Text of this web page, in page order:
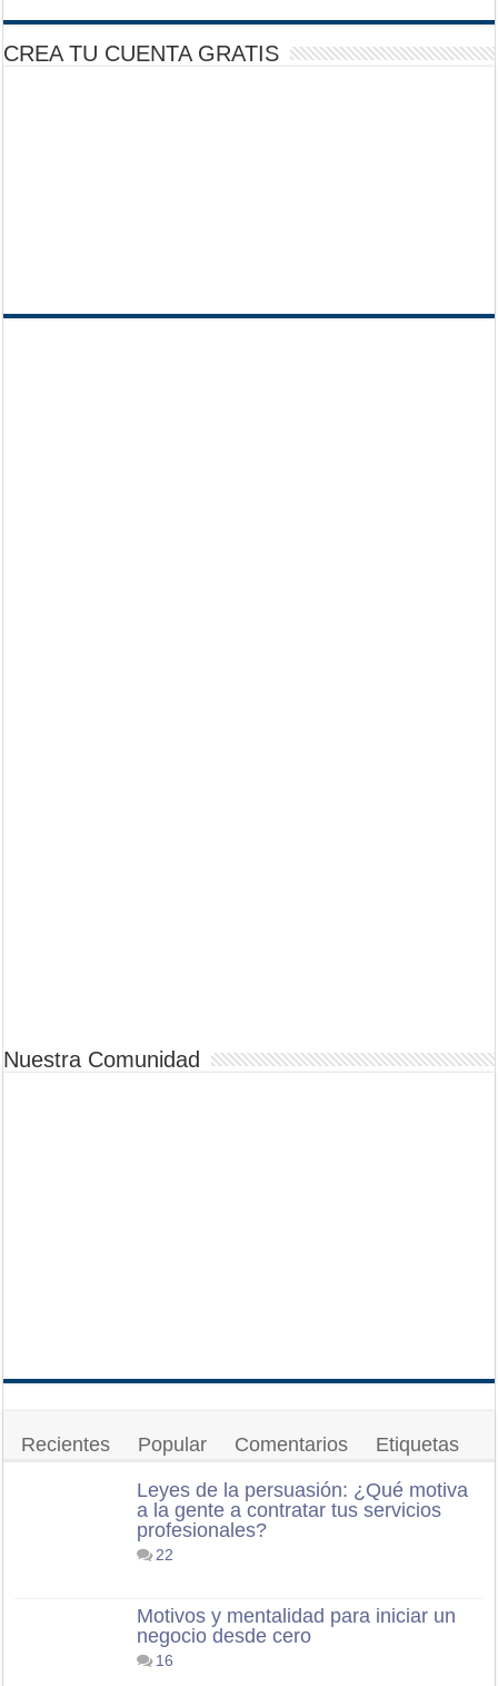
CREA TU CUENTA GRATIS
Nuestra Comunidad
Recientes Popular Comentarios Etiquetas
Leyes de la persuasión: ¿Qué motiva
a la gente a contratar tus servicios
profesionales?
22
Motivos y mentalidad para iniciar un
negocio desde cero
16